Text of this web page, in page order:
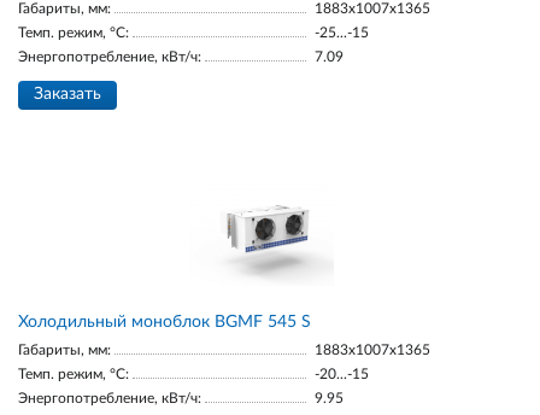
Габариты, мм:
1883х1007х1365
Темп. режим, °С:
-25...-15
Энергопотребление, кВт/ч:
7.09
Заказать
Холодильный моноблок BGМF 545 S
Габариты, мм:
1883х1007х1365
Темп. режим, °С:
-20...-15
Энергопотребление, кВт/ч:
9.95